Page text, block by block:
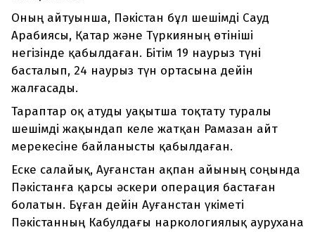
Оның айтуынша, Пәкістан бұл шешімді Сауд
Арабиясы, Қатар және Түркияның өтініші
негізінде қабылдаған. Бітім 19 наурыз түні
басталып, 24 наурыз түн ортасына дейін
жалғасады.
Тараптар оқ атуды уақытша тоқтату туралы
шешімді жақындап келе жатқан Рамазан айт
мерекесіне байланысты қабылдаған.
Еске салайық, Ауғанстан ақпан айының соңында
Пәкістанға қарсы әскери операция бастаған
болатын. Бұған дейін Ауғанстан үкіметі
Пәкістанның Кабулдағы наркологиялық аурухана